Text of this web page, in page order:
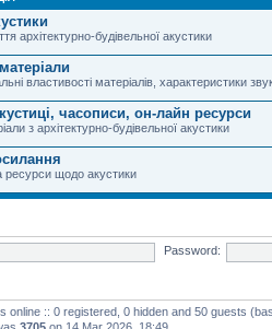
архітектурно-будівельної акустики
властивості матеріалів, характеристики
часописи, он-лайн ресурси
з архітектурно-будівельної акустики
ресурси щодо акустики
Password:
online :: 0 registered, 0 hidden and 50 guests
3705 on 14 Mar 2026, 18:49